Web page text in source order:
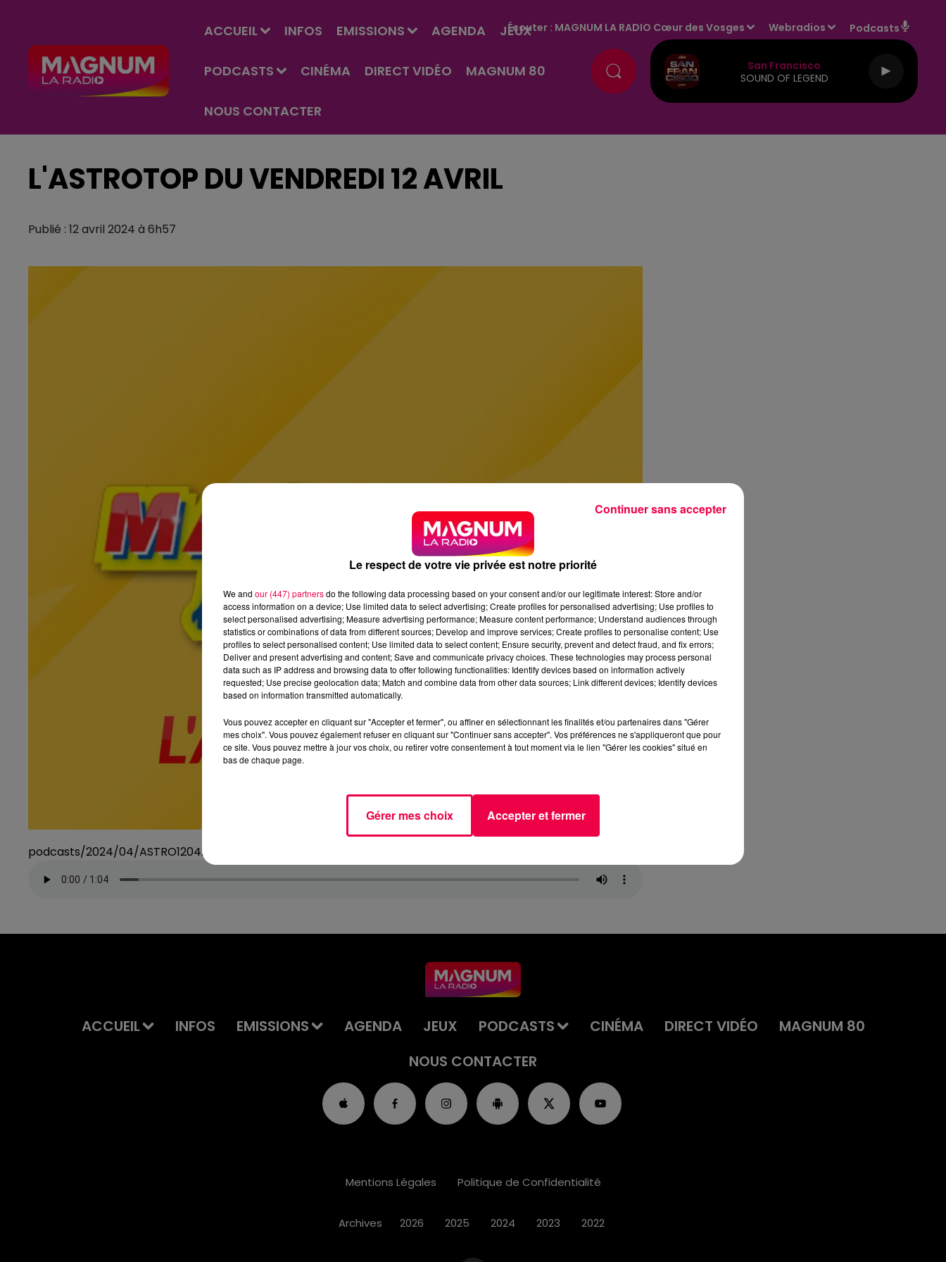
ACCUEIL INFOS EMISSIONS AGENDA JEUX
PODCASTS CINÉMA DIRECT VIDÉO MAGNUM 80
NOUS CONTACTER
Écouter : MAGNUM LA RADIO Cœur des Vosges Webradios Podcasts
San Francisco
SOUND OF LEGEND
L'ASTROTOP DU VENDREDI 12 AVRIL
Publié : 12 avril 2024 à 6h57
podcasts/2024/04/ASTRO120424.mp3
ACCUEIL INFOS EMISSIONS AGENDA JEUX PODCASTS CINÉMA DIRECT VIDÉO
MAGNUM 80
NOUS CONTACTER
Mentions Légales Politique de Confidentialité
Archives 2026 2025 2024 2023 2022
Le respect de votre vie privée est notre priorité
We and our (447) partnersdo the following data processing based on your consent and/or our legitimate interest: Store and/or
access information on a device; Use limited data to select advertising; Create profiles for personalised advertising; Use profiles to
select personalised advertising; Measure advertising performance; Measure content performance; Understand audiences through
statistics or combinations of data from different sources; Develop and improve services; Create profiles to personalise content; Use
profiles to select personalised content; Use limited data to select content; Ensure security, prevent and detect fraud, and fix errors;
Deliver and present advertising and content; Save and communicate privacy choices. These technologies may process personal
data such as IP address and browsing data to offer following functionalities: Identify devices based on information actively
requested; Use precise geolocation data; Match and combine data from other data sources; Link different devices; Identify devices
based on information transmitted automatically.
Vous pouvez accepter en cliquant sur "Accepter et fermer", ou affiner en sélectionnant les finalités et/ou partenaires dans "Gérer
mes choix". Vous pouvez également refuser en cliquant sur "Continuer sans accepter". Vos préférences ne s'appliqueront que pour
ce site. Vous pouvez mettre à jour vos choix, ou retirer votre consentement à tout moment via le lien "Gérer les cookies" situé en
bas de chaque page.
Gérer mes choix Accepter et fermer
Continuer sans accepter